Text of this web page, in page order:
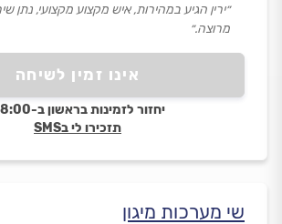
אינו זמין לשיחה
יחזור לזמינות בראשון ב-08:00
תזכירו לי בSMS
״ירין הגיע במהירות, איש מקצוע מקצועי, נתן
מרוצה.״
שי מערכות מיגון